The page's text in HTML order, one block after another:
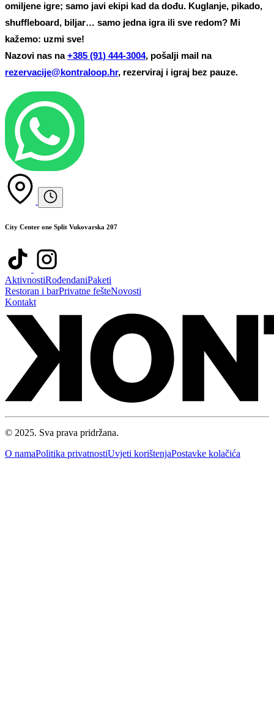
omiljene igre; samo javi ekipi kad da dođu. Kuglanje, pikado,
shuffleboard, biljar… samo jedna igra ili sve redom? Mi
kažemo: uzmi sve!
Nazovi nas na+385 (91) 444-3004, pošalji mail na
rezervacije@kontraloop.hr, rezerviraj i igraj bez pauze.
City Center one Split Vukovarska 207
AktivnostiRođendaniPaketi
Restoran i barPrivatne fešteNovosti
Kontakt
© 2025. Sva prava pridržana.
O namaPolitika privatnostiUvjeti korištenjaPostavke kolačića